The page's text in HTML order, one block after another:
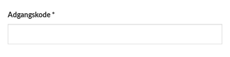
Adgangskode *